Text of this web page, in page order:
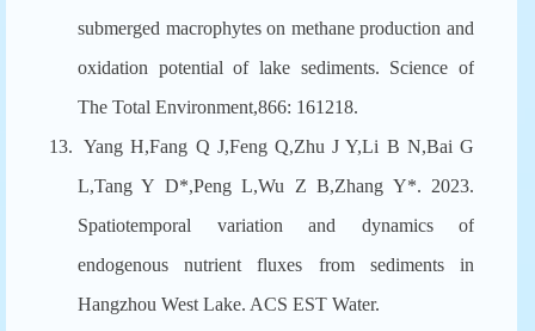
submerged macrophytes on methane production and
oxidation potential of lake sediments. Science of
The Total Environment,866: 161218.
13.
Yang H,Fang Q J,Feng Q,Zhu J Y,Li B N,Bai G
L,Tang Y D*,Peng L,Wu Z B,Zhang Y*. 2023.
Spatiotemporal variation and dynamics of
endogenous nutrient fluxes from sediments in
Hangzhou West Lake. ACS EST Water.